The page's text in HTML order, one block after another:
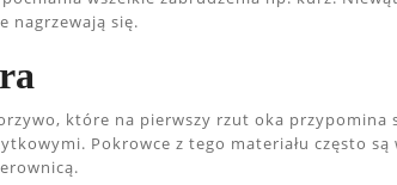
nagrzewają się.
które na pierwszy rzut oka przypomina
Pokrowce z tego materiału często